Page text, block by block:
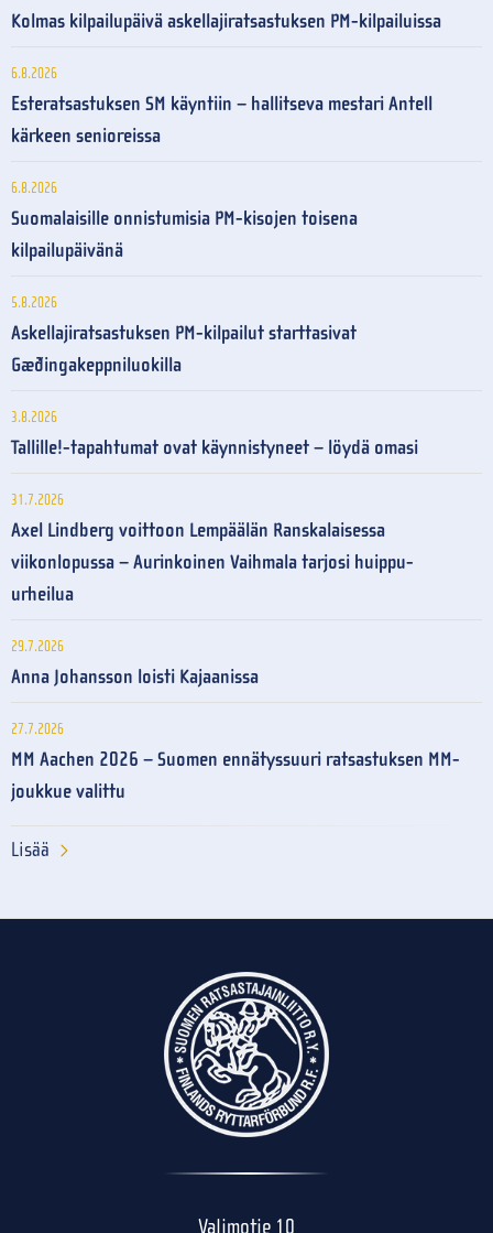
Kolmas kilpailupäivä askellajiratsastuksen PM-kilpailuissa
6.8.2026
Esteratsastuksen SM käyntiin – hallitseva mestari Antell
kärkeen senioreissa
6.8.2026
Suomalaisille onnistumisia PM-kisojen toisena
kilpailupäivänä
5.8.2026
Askellajiratsastuksen PM-kilpailut starttasivat
Gæðingakeppniluokilla
3.8.2026
Tallille!-tapahtumat ovat käynnistyneet – löydä omasi
31.7.2026
Axel Lindberg voittoon Lempäälän Ranskalaisessa
viikonlopussa – Aurinkoinen Vaihmala tarjosi huippu-
urheilua
29.7.2026
Anna Johansson loisti Kajaanissa
27.7.2026
MM Aachen 2026 – Suomen ennätyssuuri ratsastuksen MM-
joukkue valittu
Lisää
Valimotie 10